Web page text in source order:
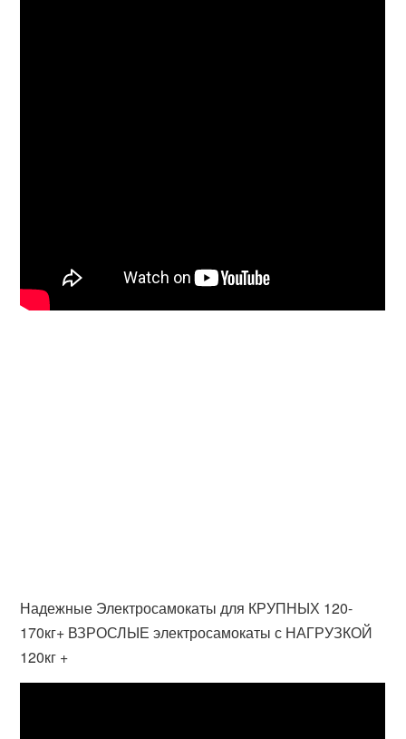
Надежные Электросамокаты для КРУПНЫХ 120-
170кг+ ВЗРОСЛЫЕ электросамокаты с НАГРУЗКОЙ
120кг +